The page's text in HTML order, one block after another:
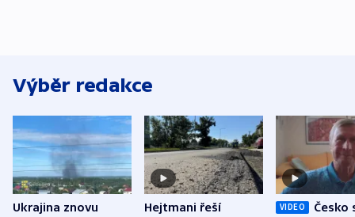
Výběr redakce
Ukrajina znovu
Hejtmani řeší
VIDEO
Česko